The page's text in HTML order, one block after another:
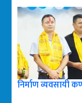
निर्माण व्यवसायी